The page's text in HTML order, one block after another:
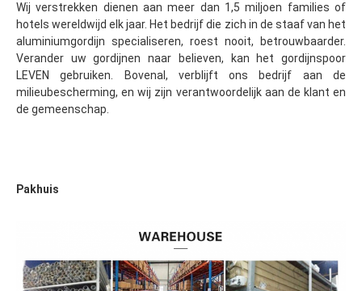
Wij verstrekken dienen aan meer dan 1,5 miljoen families of
hotels wereldwijd elk jaar. Het bedrijf die zich in de staaf van het
aluminiumgordijn specialiseren, roest nooit, betrouwbaarder.
Verander uw gordijnen naar believen, kan het gordijnspoor
LEVEN gebruiken. Bovenal, verblijft ons bedrijf aan de
milieubescherming, en wij zijn verantwoordelijk aan de klant en
de gemeenschap.
Pakhuis